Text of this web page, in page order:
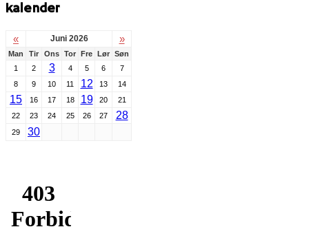
kalender
« Juni 2026 »
Man Tir Ons Tor Fre Lør Søn
1
2 3 4 5 6
7
8
9 10 11 12 13 14
15 16 17 18 19 20
21
22
23 24 25 26 27 28
29 30